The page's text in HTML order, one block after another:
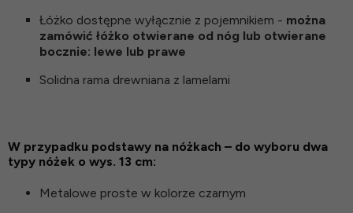
Łóżko dostępne wyłącznie z pojemnikiem - można
zamówić łóżko otwierane od nóg lub otwierane
bocznie: lewe lub prawe
Solidna rama drewniana z lamelami
W przypadku podstawy na nóżkach – do wyboru dwa
typy nóżek o wys. 13 cm:
Metalowe proste w kolorze czarnym